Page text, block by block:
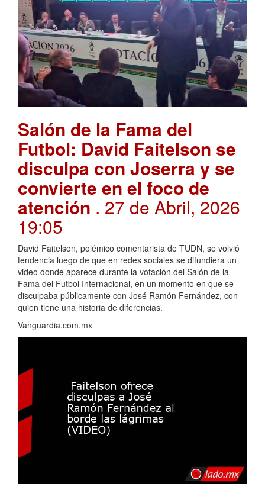
Salón de la Fama del
Futbol: David Faitelson se
disculpa con Joserra y se
convierte en el foco de
atención . 27 de Abril, 2026
19:05
David Faitelson, polémico comentarista de TUDN, se volvió
tendencia luego de que en redes sociales se difundiera un
video donde aparece durante la votación del Salón de la
Fama del Futbol Internacional, en un momento en que se
disculpaba públicamente con José Ramón Fernández, con
quien tiene una historia de diferencias.
Vanguardia.com.mx